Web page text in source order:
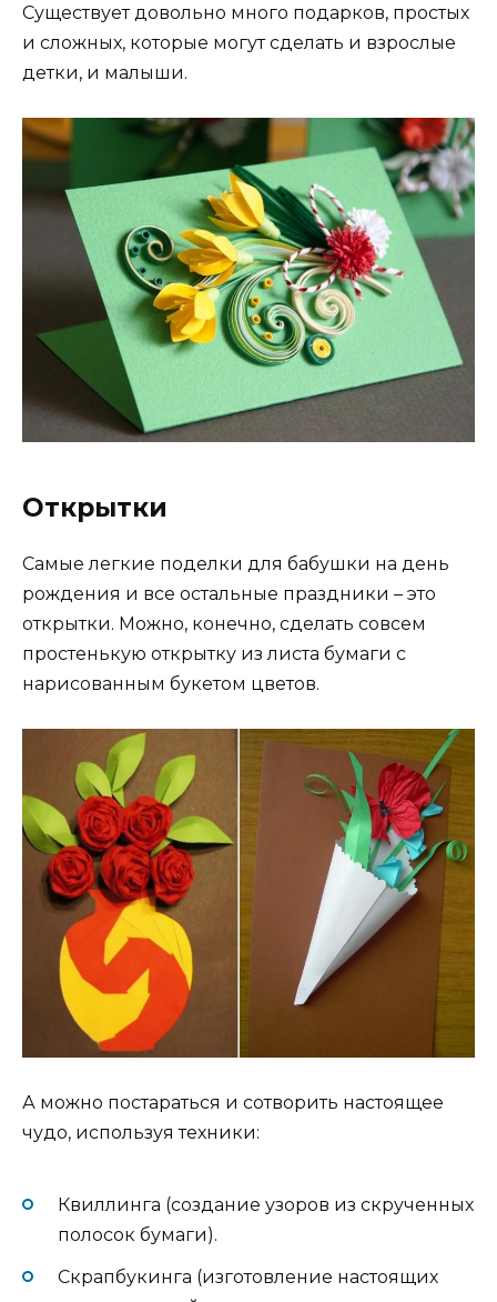
Существует довольно много подарков, простых
и сложных, которые могут сделать и взрослые
детки, и малыши.
Открытки
Самые легкие поделки для бабушки на день
рождения и все остальные праздники – это
открытки. Можно, конечно, сделать совсем
простенькую открытку из листа бумаги с
нарисованным букетом цветов.
А можно постараться и сотворить настоящее
чудо, используя техники:
Квиллинга (создание узоров из скрученных
полосок бумаги).
Скрапбукинга (изготовление настоящих